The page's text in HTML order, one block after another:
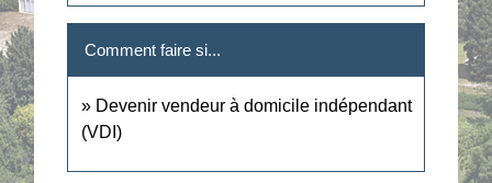
Comment faire si...
Devenir vendeur à domicile indépendant
(VDI)